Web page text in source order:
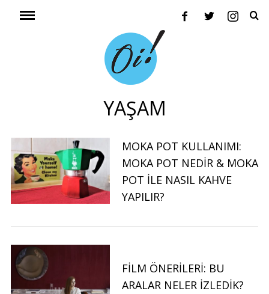
YAŞAM
MOKA POT KULLANIMI:
MOKA POT NEDIR & MOKA
POT ILE NASIL KAHVE
YAPILIR?
FILM ÖNERILERI: BU
ARALAR NELER İZLEDIK?